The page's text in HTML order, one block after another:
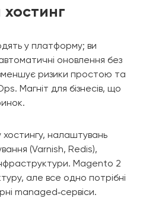
хостинг
у платформу; ви
оновлення без
ризики простою та
Магніт для бізнесів, що
налаштувань
(Varnish, Redis),
Magento 2
але все одно потрібні
managed‑сервіси.